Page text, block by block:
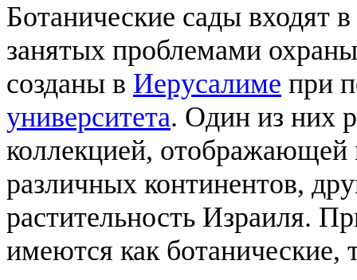
Ботанические сады входят
занятых проблемами
созданы в Иерусалиме при
университета. Один из них
коллекцией, отображающей
различных континентов,
растительность Израиля.
имеются как ботанические,